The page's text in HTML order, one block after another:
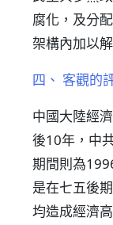
腐化，及分
架構內加以解
四、 客觀的
中國大陸經
後10年，中
期間則為
是在七五後
均造成經濟